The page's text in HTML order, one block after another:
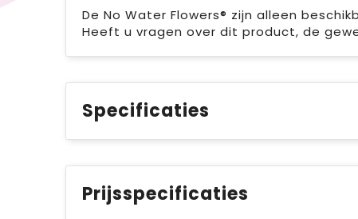
De No Water Flowers® zijn alleen
Heeft u vragen over dit product, de
Specificaties
Prijsspecificaties